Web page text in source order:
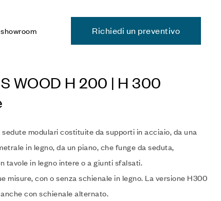
Richiedi un preventivo
WOOD H 200 | H 300
sedute modulari costituite da supporti in acciaio, da una
in legno, da un piano, che funge da seduta,
tavole in legno intere o a giunti sfalsati.
misure, con o senza schienale in legno. La versione H300
con schienale alternato.